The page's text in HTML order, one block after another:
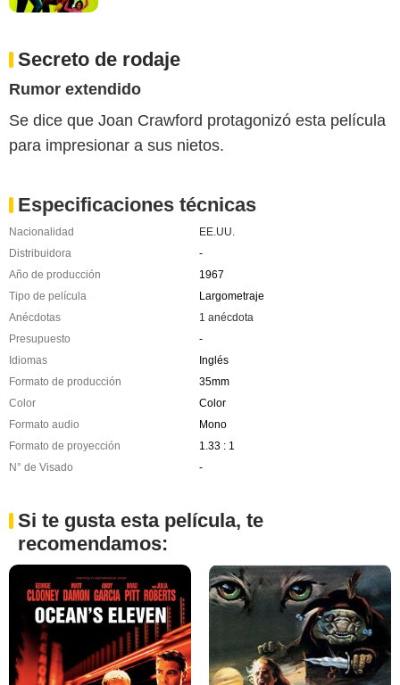
Secreto de rodaje
Rumor extendido
Se dice que Joan Crawford protagonizó esta película
para impresionar a sus nietos.
Especificaciones técnicas
Nacionalidad
EE.UU.
Distribuidora
-
Año de producción
1967
Tipo de película
Largometraje
Anécdotas
1 anécdota
Presupuesto
-
Idiomas
Inglés
Formato de producción
35mm
Color
Color
Formato audio
Mono
Formato de proyección
1.33 : 1
N° de Visado
-
Si te gusta esta película, te
recomendamos: